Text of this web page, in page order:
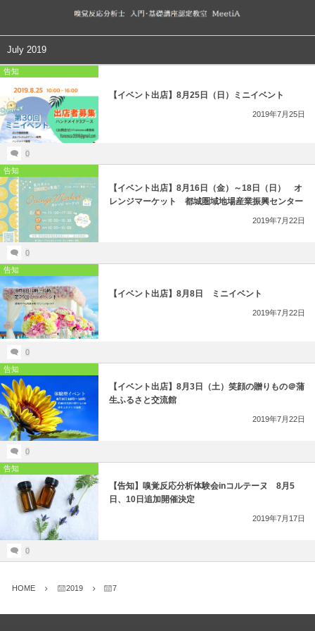
July 2019
告知
【イベント出店】8月25日（日）ミニイベント
2019年7月25日
0
告知
【イベント出店】8月16日（金）～18日（日） オ
レンジマーケット 都城圏域地場産業振興センター
2019年7月22日
0
告知
【イベント出店】8月8日 ミニイベント
2019年7月22日
0
告知
【イベント出店】8月3日（土）笑顔の贈りもの＠蒲
生ふるさと交流館
2019年7月22日
0
告知
【告知】嗅覚反応分析体験会inコルテーヌ 8月5
日、10日追加開催決定
2019年7月17日
0
HOME 2019 7
Amebaブログ（外部リンク）